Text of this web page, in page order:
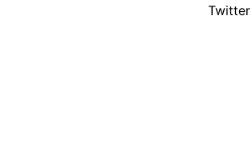
Twitter